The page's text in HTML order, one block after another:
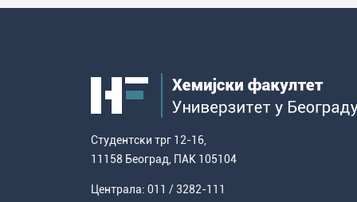
Студентски трг 12-16,
11158 Београд, ПАК 105104
Централа: 011 / 3282-111